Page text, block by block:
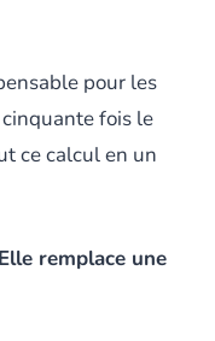
pour les
fois le
ce calcul en un
Elle remplace une